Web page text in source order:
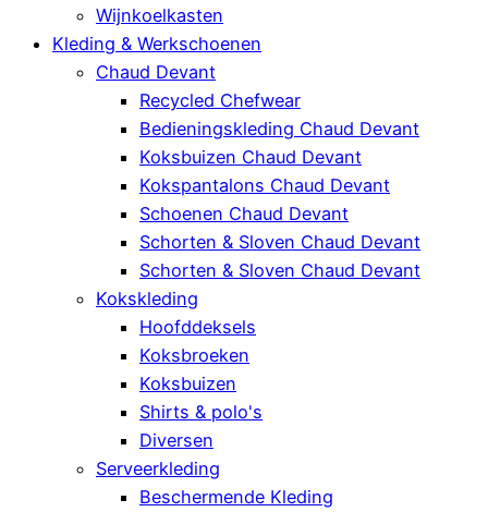
Wijnkoelkasten
Kleding & Werkschoenen
Chaud Devant
Recycled Chefwear
Bedieningskleding Chaud Devant
Koksbuizen Chaud Devant
Kokspantalons Chaud Devant
Schoenen Chaud Devant
Schorten & Sloven Chaud Devant
Schorten & Sloven Chaud Devant
Kokskleding
Hoofddeksels
Koksbroeken
Koksbuizen
Shirts & polo's
Diversen
Serveerkleding
Beschermende Kleding